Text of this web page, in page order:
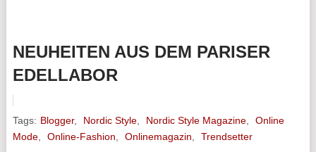
NEUHEITEN AUS DEM PARISER
EDELLABOR
Tags: Blogger, Nordic Style, Nordic Style Magazine,
Online
Mode, Online-Fashion Onlinemagazin Trendsetter